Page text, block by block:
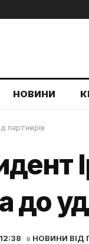
НОВИНИ
партнерів
до
в НОВИНИ ВІД